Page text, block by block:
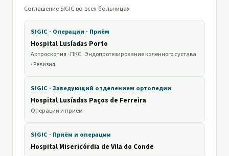
Соглашение SIGIC во всех больницах
SIGIC · Операции · Приём
Hospital Lusíadas Porto
Артроскопия · ПКС · Эндопротезирование коленного сустава
· Ревизия
SIGIC · Заведующий отделением ортопедии
Hospital Lusíadas Paços de Ferreira
Операции и приём
SIGIC · Приём и операции
Hospital Misericórdia de Vila do Conde